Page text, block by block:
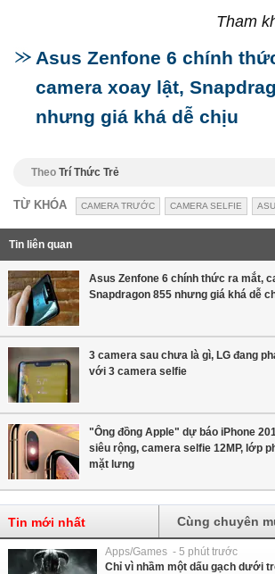
Tham
Asus Zenfone 6 chính
camera xoay lật,
nhưng giá khá dễ chịu
Theo Trí Thức Trẻ
TỪ KHÓA CAMERA TRƯỚC CAMERA SELFIE
Tin liên quan
Asus Zenfone 6 chính thức ra mắt,
Snapdragon 855 nhưng giá khá dễ
3 camera sau chưa là gì, LG đang
với 3 camera selfie
"Ông đồng Apple" dự báo iPhone
siêu rộng, camera selfie 12MP, lớp
mặt lưng
Tin mới nhất Cùng chuyên
Apps/Games - 5 phút trước
Chỉ vì nhầm một dấu gạch dưới